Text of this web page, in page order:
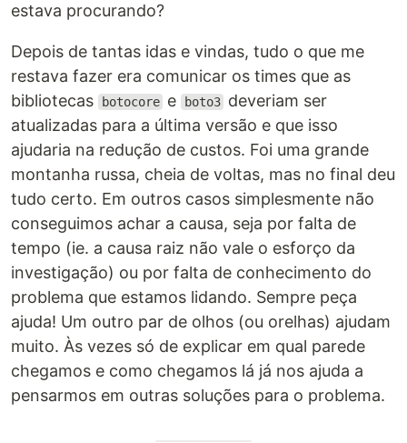
estava procurando?
Depois de tantas idas e vindas, tudo o que me
restava fazer era comunicar os times que as
bibliotecas
botocore e boto3 deveriam ser
atualizadas para a última versão e que isso
ajudaria na redução de custos. Foi uma grande
montanha russa, cheia de voltas, mas no final deu
tudo certo. Em outros casos simplesmente não
conseguimos achar a causa, seja por falta de
tempo (ie. a causa raiz não vale o esforço da
investigação) ou por falta de conhecimento do
problema que estamos lidando. Sempre peça
ajuda! Um outro par de olhos (ou orelhas) ajudam
muito. Às vezes só de explicar em qual parede
chegamos e como chegamos lá já nos ajuda a
pensarmos em outras soluções para o problema.